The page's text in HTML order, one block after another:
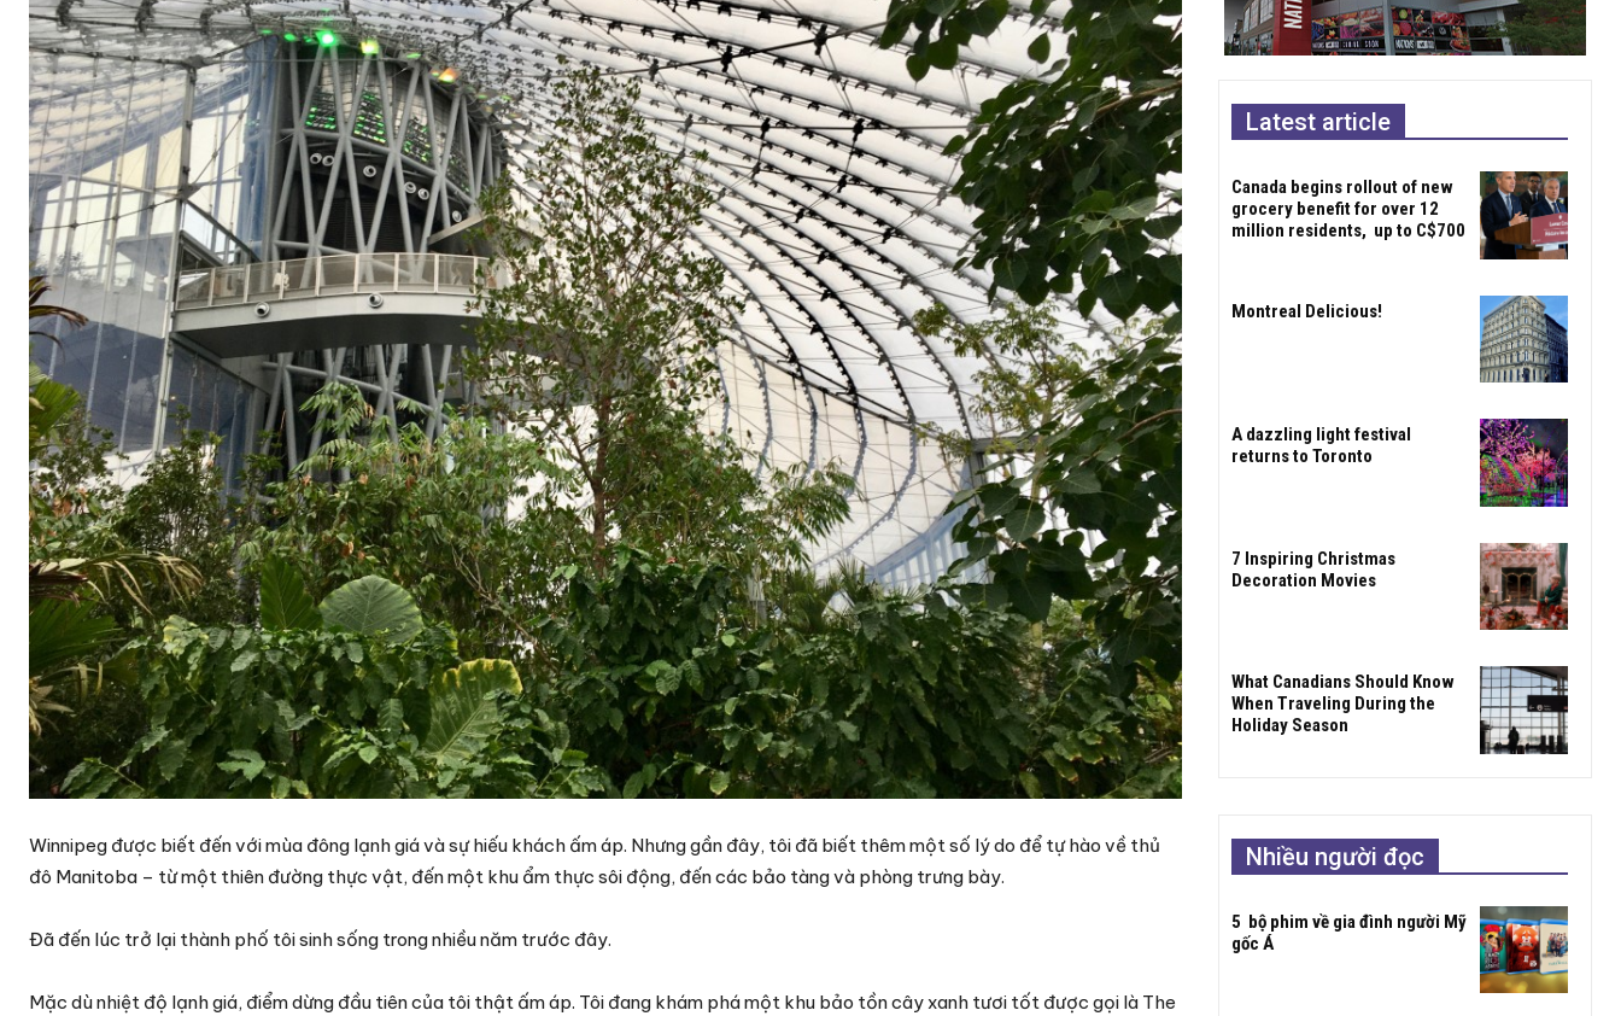
Winnipeg được biết đến với mùa đông lạnh giá và sự hiếu khách ấm áp. Nhưng gần đây, tôi đã biết thêm một số lý do để tự hào về thủ
đô Manitoba – từ một thiên đường thực vật, đến một khu ẩm thực sôi động, đến các bảo tàng và phòng trưng bày.
Đã đến lúc trở lại thành phố tôi sinh sống trong nhiều năm trước đây.
Mặc dù nhiệt độ lạnh giá, điểm dừng đầu tiên của tôi thật ấm áp. Tôi đang khám phá một khu bảo tồn cây xanh tươi tốt được gọi là The
Latest article
Canada begins rollout of new
grocery benefit for over 12
million residents, up to C$700
Montreal Delicious!
A dazzling light festival
returns to Toronto
7 Inspiring Christmas
Decoration Movies
What Canadians Should Know
When Traveling During the
Holiday Season
Nhiều người đọc
5 bộ phim về gia đình người Mỹ
gốc Á